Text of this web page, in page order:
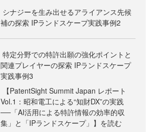
シナジーを生み出せるアライアンス先候
補の探索 IPランドスケープ実践事例2
特定分野での特許出願の強化ポイントと
関連プレイヤーの探索 IPランドスケープ
実践事例3
【PatentSight Summit Japan レポート
Vol.1：昭和電工による“知財DX”の実践
──「AI活用による特許情報の効率的収
集」と「IPランドスケープ」】を読む